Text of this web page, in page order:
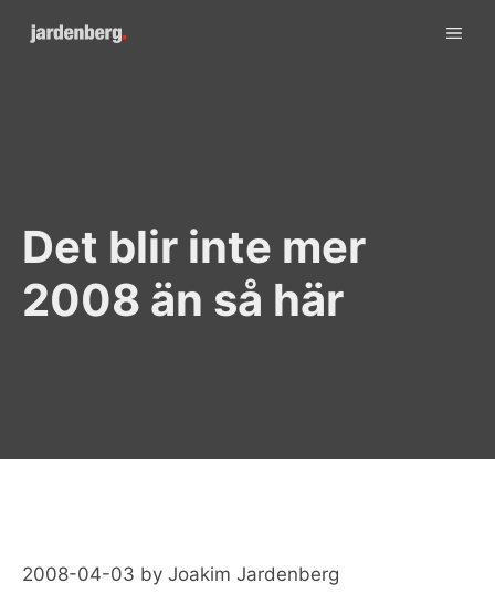
Det blir inte mer
2008 än så här
2008-04-03 by Joakim Jardenberg